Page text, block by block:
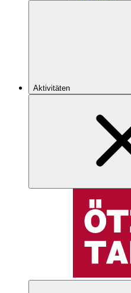
Aktivitäten